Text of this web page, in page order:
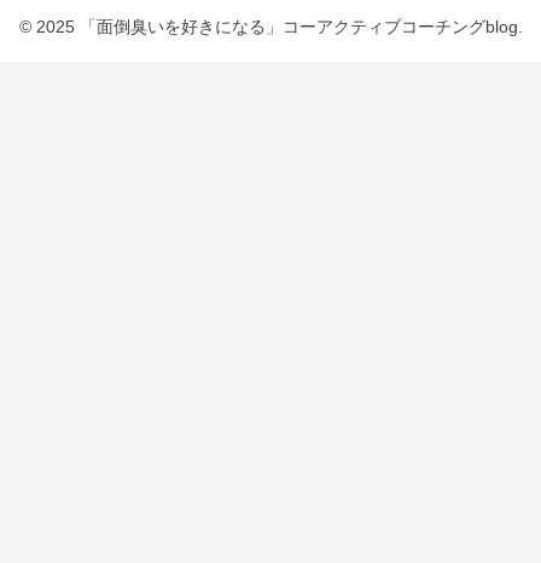
© 2025 「面倒臭いを好きになる」コーアクティブコーチングblog.